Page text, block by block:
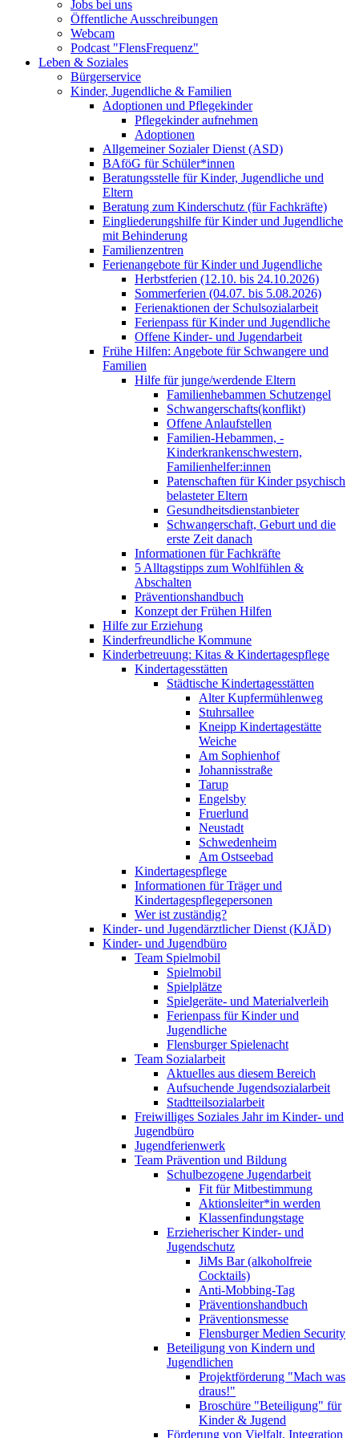
Jobs bei uns
Öffentliche Ausschreibungen
Webcam
Podcast "FlensFrequenz"
Leben & Soziales
Bürgerservice
Kinder, Jugendliche & Familien
Adoptionen und Pflegekinder
Pflegekinder aufnehmen
Adoptionen
Allgemeiner Sozialer Dienst (ASD)
BAföG für Schüler*innen
Beratungsstelle für Kinder, Jugendliche und
Eltern
Beratung zum Kinderschutz (für Fachkräfte)
Eingliederungshilfe für Kinder und Jugendliche
mit Behinderung
Familienzentren
Ferienangebote für Kinder und Jugendliche
Herbstferien (12.10. bis 24.10.2026)
Sommerferien (04.07. bis 5.08.2026)
Ferienaktionen der Schulsozialarbeit
Ferienpass für Kinder und Jugendliche
Offene Kinder- und Jugendarbeit
Frühe Hilfen: Angebote für Schwangere und
Familien
Hilfe für junge/werdende Eltern
Familienhebammen Schutzengel
Schwangerschafts(konflikt)
Offene Anlaufstellen
Familien-Hebammen, -
Kinderkrankenschwestern,
Familienhelfer:innen
Patenschaften für Kinder psychisch
belasteter Eltern
Gesundheitsdienstanbieter
Schwangerschaft, Geburt und die
erste Zeit danach
Informationen für Fachkräfte
5 Alltagstipps zum Wohlfühlen &
Abschalten
Präventionshandbuch
Konzept der Frühen Hilfen
Hilfe zur Erziehung
Kinderfreundliche Kommune
Kinderbetreuung: Kitas & Kindertagespflege
Kindertagesstätten
Städtische Kindertagesstätten
Alter Kupfermühlenweg
Stuhrsallee
Kneipp Kindertagestätte
Weiche
Am Sophienhof
Johannisstraße
Tarup
Engelsby
Fruerlund
Neustadt
Schwedenheim
Am Ostseebad
Kindertagespflege
Informationen für Träger und
Kindertagespflegepersonen
Wer ist zuständig?
Kinder- und Jugendärztlicher Dienst (KJÄD)
Kinder- und Jugendbüro
Team Spielmobil
Spielmobil
Spielplätze
Spielgeräte- und Materialverleih
Ferienpass für Kinder und
Jugendliche
Flensburger Spielenacht
Team Sozialarbeit
Aktuelles aus diesem Bereich
Aufsuchende Jugendsozialarbeit
Stadtteilsozialarbeit
Freiwilliges Soziales Jahr im Kinder- und
Jugendbüro
Jugendferienwerk
Team Prävention und Bildung
Schulbezogene Jugendarbeit
Fit für Mitbestimmung
Aktionsleiter*in werden
Klassenfindungstage
Erzieherischer Kinder- und
Jugendschutz
JiMs Bar (alkoholfreie
Cocktails)
Anti-Mobbing-Tag
Präventionshandbuch
Präventionsmesse
Flensburger Medien Security
Beteiligung von Kindern und
Jugendlichen
Projektförderung "Mach was
draus!"
Broschüre "Beteiligung" für
Kinder & Jugend
Förderung von Vielfalt, Integration